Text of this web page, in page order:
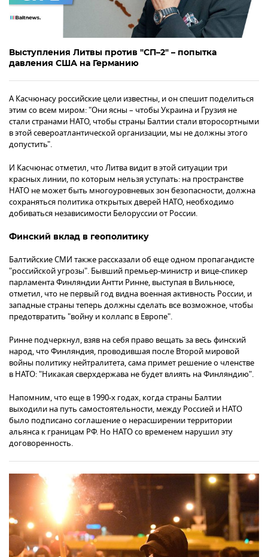
Выступления Литвы против "СП–2" – попытка
давления США на Германию
А Касчюнасу российские цели известны, и он спешит поделиться
этим со всем миром: "Они ясны – чтобы Украина и Грузия не
стали странами НАТО, чтобы страны Балтии стали второсортными
в этой североатлантической организации, мы не должны этого
допустить".
И Касчюнас отметил, что Литва видит в этой ситуации три
красных линии, по которым нельзя уступать: на пространстве
НАТО не может быть многоуровневых зон безопасности, должна
сохраняться политика открытых дверей НАТО, необходимо
добиваться независимости Белоруссии от России.
Финский вклад в геополитику
Балтийские СМИ также рассказали об еще одном пропагандисте
"российской угрозы". Бывший премьер-министр и вице-спикер
парламента Финляндии Антти Ринне, выступая в Вильнюсе,
отметил, что не первый год видна военная активность России, и
западные страны теперь должны сделать все возможное, чтобы
предотвратить "войну и коллапс в Европе".
Ринне подчеркнул, взяв на себя право вещать за весь финский
народ, что Финляндия, проводившая после Второй мировой
войны политику нейтралитета, сама примет решение о членстве
в НАТО: "Никакая сверхдержава не будет влиять на Финляндию".
Напомним, что еще в 1990-х годах, когда страны Балтии
выходили на путь самостоятельности, между Россией и НАТО
было подписано соглашение о нерасширении территории
альянса к границам РФ. Но НАТО со временем нарушил эту
договоренность.